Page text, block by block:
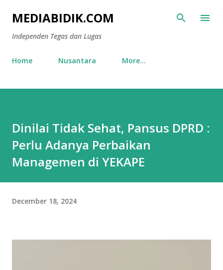
Skip to main content
MEDIABIDIK.COM
Independen Tegas dan Lugas
Home Nusantara More…
Dinilai Tidak Sehat, Pansus DPRD :
Perlu Adanya Perbaikan
Managemen di YEKAPE
December 18, 2024